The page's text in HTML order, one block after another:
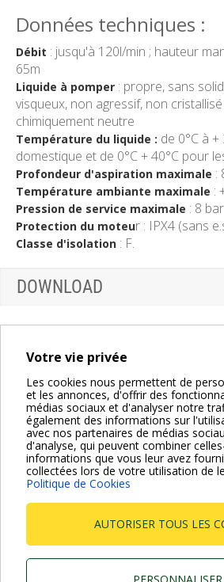
Votre vie privée
Les cookies nous permettent de
et les annonces, d'offrir des
médias sociaux et d'analyser notre
également des informations sur
avec nos partenaires de médias
d'analyse, qui peuvent combiner
informations que vous leur avez
collectées lors de votre utilisation de
Politique de Cookies
AUTORISER TOUS LES
Données techniques :
Débit : jusqu'à 120l/min ; hauteur
65m
Liquide à pomper : propre, sans
visqueux, non agressif, non
chimiquement neutre
Température du liquide : de 0°C à
domestique et de 0°C + 40°C pour
Profondeur d'aspiration maximale :
Température ambiante maximale :
Pression de service maximale : 8
Protection du moteur : IPX4 (sans
Classe d'isolation : F.
DOWNLOAD
Italy Tel. +39.049.5125000 Fax +39.049.5125950
P.I. 03675230282 - R.E.A. Padova N. 328200- Cap. Soc.